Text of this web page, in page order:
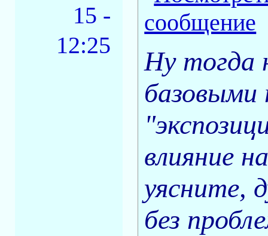
15 -
12:25
Ну тогда
влияние
уясните,
без